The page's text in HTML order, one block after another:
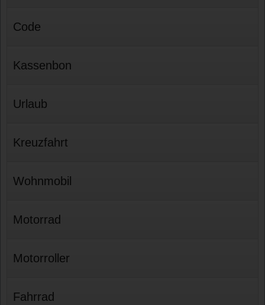
Code
Kassenbon
Urlaub
Kreuzfahrt
Wohnmobil
Motorrad
Motorroller
Fahrrad